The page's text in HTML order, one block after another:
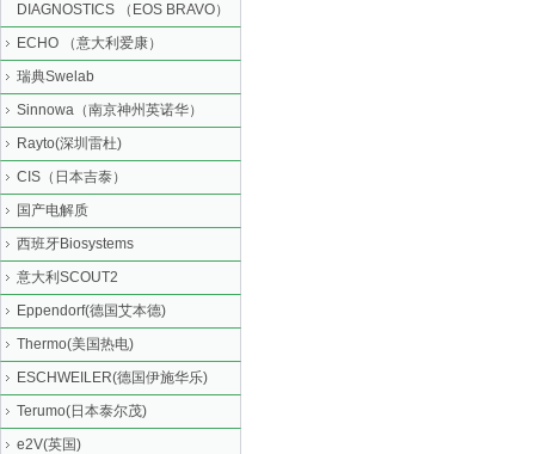
DIAGNOSTICS （EOS BRAVO）
ECHO （意大利爱康）
瑞典Swelab
Sinnowa（南京神州英诺华）
Rayto(深圳雷杜)
CIS（日本吉泰）
国产电解质
西班牙Biosystems
意大利SCOUT2
Eppendorf(德国艾本德)
Thermo(美国热电)
ESCHWEILER(德国伊施华乐)
Terumo(日本泰尔茂)
e2V(英国)